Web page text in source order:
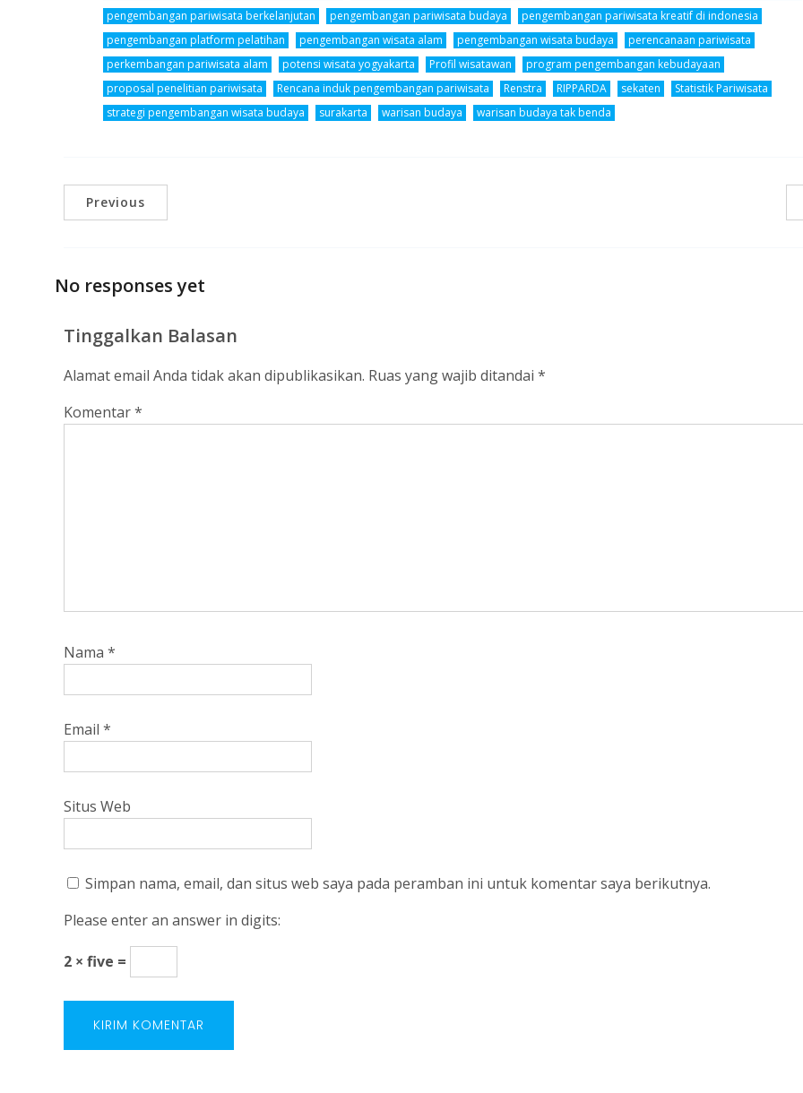
pengembangan pariwisata berkelanjutan
pengembangan pariwisata budaya
pengembangan pariwisata kreatif di indonesia
pengembangan platform pelatihan
pengembangan wisata alam pengembangan wisata budaya
perencanaan pariwisata
perkembangan pariwisata alam
potensi wisata yogyakarta Profil wisatawan
program pengembangan kebudayaan
proposal penelitian pariwisata
Rencana induk pengembangan pariwisata Renstra RIPPARDA sekaten
Statistik Pariwisata
strategi pengembangan wisata budaya
surakarta warisan budaya warisan budaya tak benda
Previous
No responses yet
Tinggalkan Balasan
Alamat email Anda tidak akan dipublikasikan. Ruas yang wajib ditandai *
Komentar*
Nama *
Email *
Situs Web
Simpan nama, email, dan situs web saya pada peramban ini untuk komentar saya berikutnya.
Please enter an answer in digits:
2 × five =